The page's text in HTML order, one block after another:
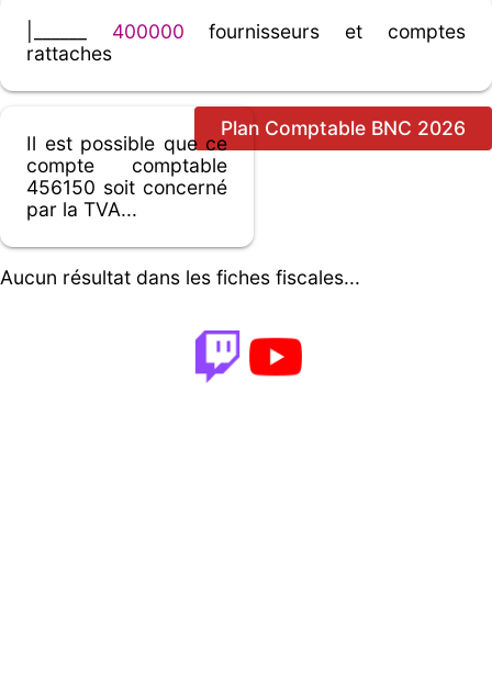
400000 fournisseurs et comptes
rattaches
Plan Comptable BNC 2026
Il est possible que ce
compte comptable
456150 soit concerné
par la TVA...
Aucun résultat dans les fiches fiscales...